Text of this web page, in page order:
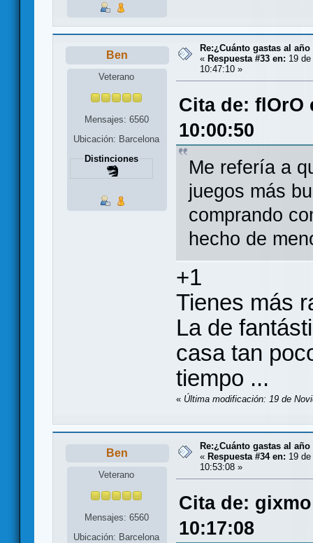
Ben
Veterano
Mensajes: 6560
Ubicación: Barcelona
Distinciones
Re:¿Cuánto gastas al
« Respuesta #33 en: 19
10:47:10 »
Cita de: flOrO
10:00:50
Me refería a
juegos más
comprando
hecho de
+1
Tienes más
La de
casa tan
tiempo ...
« Última modificación: 19 de
Ben
Veterano
Mensajes: 6560
Ubicación: Barcelona
Re:¿Cuánto gastas al
« Respuesta #34 en: 19
10:53:08 »
Cita de:
10:17:08